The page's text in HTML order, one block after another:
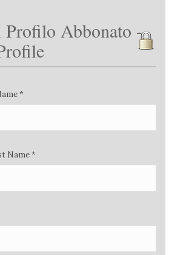
Profilo Abbonato -
*
Name *